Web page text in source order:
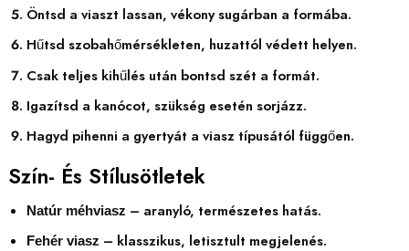
Öntsd a viaszt lassan, vékony sugárban a formába.
Hűtsd szobahőmérsékleten, huzattól védett helyen.
Csak teljes kihűlés után bontsd szét a formát.
Igazítsd a kanócot, szükség esetén sorjázz.
Hagyd pihenni a gyertyát a viasz típusától függően.
Szín- És Stílusötletek
Natúr méhviasz – aranyló, természetes hatás.
Fehér viasz – klasszikus, letisztult megjelenés.